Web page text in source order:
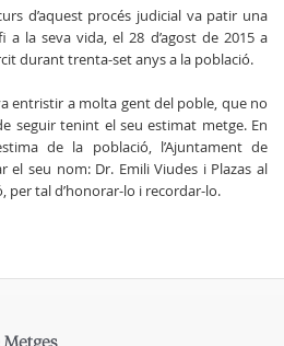
d’aquest procés judicial va patir una
la seva vida, el 28 d’agost de 2015 a
durant trenta-set anys a la població.
entristir a molta gent del poble, que no
seguir tenint el seu estimat metge. En
de la població, l’Ajuntament de
el seu nom: Dr. Emili Viudes i Plazas al
per tal d’honorar-lo i recordar-lo.